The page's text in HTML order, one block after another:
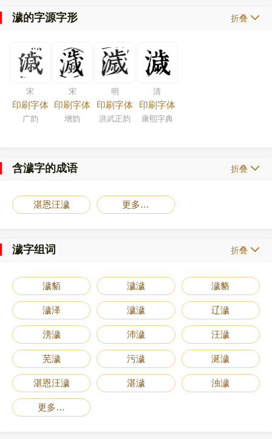
濊的字源字形 折叠
宋
印刷字体
广韵
宋
印刷字体
增韵
明
印刷字体
洪武正韵
清
印刷字体
康熙字典
含濊字的成语 折叠
湛恩汪濊 更多…
濊字组词 折叠
濊貊 濊濊 濊貉
濊泽 濊濊 辽濊
滂濊 沛濊 汪濊
芜濊 污濊 涎濊
湛恩汪濊 湛濊 浊濊
更多…